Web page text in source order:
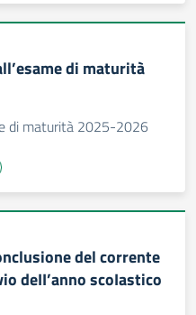
di maturità
di maturità 2025-2026
del corrente
deII’anno scoIastico